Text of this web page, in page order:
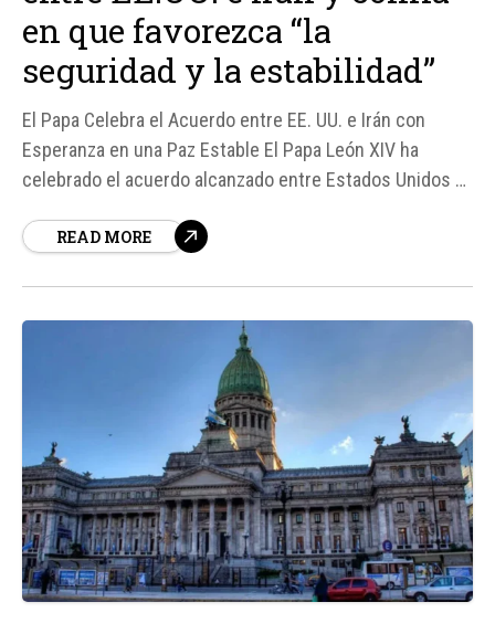
en que favorezca “la
seguridad y la estabilidad”
El Papa Celebra el Acuerdo entre EE. UU. e Irán con
Esperanza en una Paz Estable El Papa León XIV ha
celebrado el acuerdo alcanzado entre Estados Unidos e
abierta pueda contribuir a reforzar la confianza mutua, la
READ MORE